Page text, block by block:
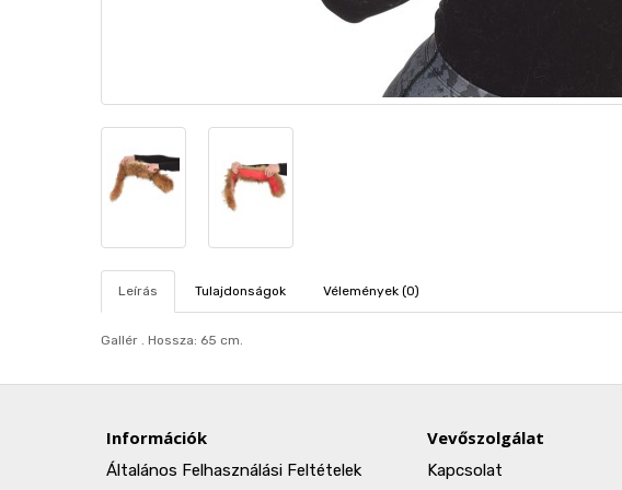
Leírás Tulajdonságok Vélemények (0)
Gallér . Hosszа: 65 cm.
Információk
Általános Felhasználási Feltételek
Vevőszolgálat
Kapcsolat